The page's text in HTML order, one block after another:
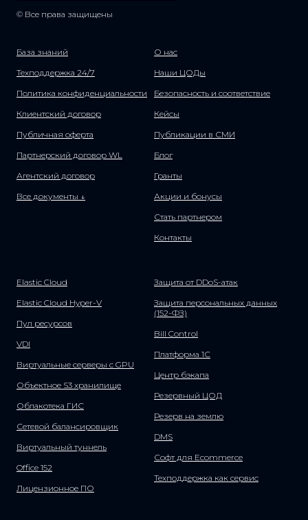
© Все права защищены
База знаний
Техподдержка 24/7
Политика конфиденциальности
Клиентский договор
Публичная оферта
Партнерский договор WL
Агентский договор
Все документы ↓
О нас
Наши ЦОДы
Безопасность и соответствие
Кейсы
Публикации в СМИ
Блог
Гранты
Акции и бонусы
Стать партнером
Контакты
Elastic Cloud
Elastic Cloud Hyper-V
Пул ресурсов
VDI
Виртуальные серверы с GPU
Объектное S3 хранилище
Облакотека ГИС
Сетевой балансировщик
Виртуальный туннель
Office 152
Лицензионное ПО
Защита от DDoS-атак
Защита персональных данных
(152-ФЗ)
Bill Control
Платформа 1С
Центр бэкапа
Резервный ЦОД
Резерв на землю
DMS
Софт для Ecommerce
Техподдержка как сервис